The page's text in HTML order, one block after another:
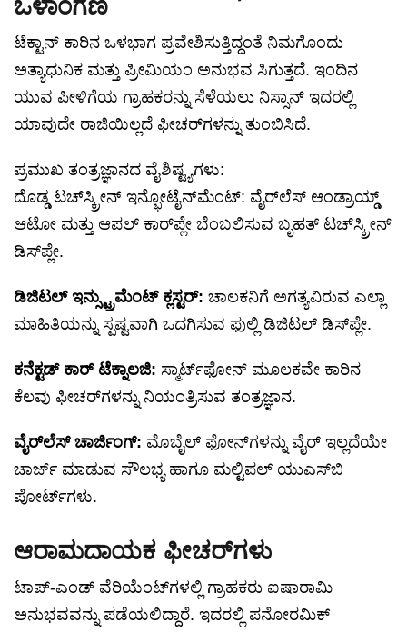
ಒಳಾಂಗಣ
ಟೆಕ್ಟಾನ್ ಕಾರಿನ ಒಳಭಾಗ ಪ್ರವೇಶಿಸುತ್ತಿದ್ದಂತೆ ನಿಮಗೊಂದು
ಅತ್ಯಾಧುನಿಕ ಮತ್ತು ಪ್ರೀಮಿಯಂ ಅನುಭವ ಸಿಗುತ್ತದೆ. ಇಂದಿನ
ಯುವ ಪೀಳಿಗೆಯ ಗ್ರಾಹಕರನ್ನು ಸೆಳೆಯಲು ನಿಸ್ಸಾನ್ ಇದರಲ್ಲಿ
ಯಾವುದೇ ರಾಜಿಯಿಲ್ಲದೆ ಫೀಚರ್‌ಗಳನ್ನು ತುಂಬಿಸಿದೆ.
ಪ್ರಮುಖ ತಂತ್ರಜ್ಞಾನದ ವೈಶಿಷ್ಟ್ಯಗಳು:
ದೊಡ್ಡ ಟಚ್‌ಸ್ಕ್ರೀನ್ ಇನ್ಫೋಟೈನ್‌ಮೆಂಟ್: ವೈರ್‌ಲೆಸ್ ಆಂಡ್ರಾಯ್ಡ್
ಆಟೋ ಮತ್ತು ಆಪಲ್ ಕಾರ್‌ಪ್ಲೇ ಬೆಂಬಲಿಸುವ ಬೃಹತ್ ಟಚ್‌ಸ್ಕ್ರೀನ್
ಡಿಸ್‌ಪ್ಲೇ.
ಡಿಜಿಟಲ್ ಇನ್ಸ್ಟ್ರುಮೆಂಟ್ ಕ್ಲಸ್ಟರ್: ಚಾಲಕನಿಗೆ ಅಗತ್ಯವಿರುವ ಎಲ್ಲಾ
ಮಾಹಿತಿಯನ್ನು ಸ್ಪಷ್ಟವಾಗಿ ಒದಗಿಸುವ ಫುಲ್ಲಿ ಡಿಜಿಟಲ್ ಡಿಸ್‌ಪ್ಲೇ.
ಕನೆಕ್ಟಡ್ ಕಾರ್ ಟೆಕ್ನಾಲಜಿ: ಸ್ಮಾರ್ಟ್‌ಫೋನ್ ಮೂಲಕವೇ ಕಾರಿನ
ಕೆಲವು ಫೀಚರ್‌ಗಳನ್ನು ನಿಯಂತ್ರಿಸುವ ತಂತ್ರಜ್ಞಾನ.
ವೈರ್‌ಲೆಸ್ ಚಾರ್ಜಿಂಗ್: ಮೊಬೈಲ್ ಫೋನ್‌ಗಳನ್ನು ವೈರ್ ಇಲ್ಲದೆಯೇ
ಚಾರ್ಜ್ ಮಾಡುವ ಸೌಲಭ್ಯ ಹಾಗೂ ಮಲ್ಟಿಪಲ್ ಯುಎಸ್‌ಬಿ
ಪೋರ್ಟ್‌ಗಳು.
ಆರಾಮದಾಯಕ ಫೀಚರ್‌ಗಳು
ಟಾಪ್-ಎಂಡ್ ವೆರಿಯೆಂಟ್‌ಗಳಲ್ಲಿ ಗ್ರಾಹಕರು ಐಷಾರಾಮಿ
ಅನುಭವವನ್ನು ಪಡೆಯಲಿದ್ದಾರೆ. ಇದರಲ್ಲಿ ಪನೋರಮಿಕ್